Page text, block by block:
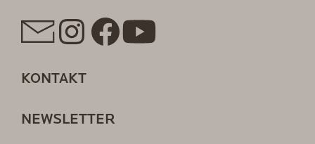
KONTAKT
NEWSLETTER